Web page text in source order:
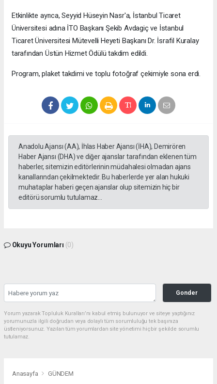
Etkinlikte ayrıca, Seyyid Hüseyin Nasr'a, İstanbul Ticaret
Üniversitesi adına İTO Başkanı Şekib Avdagiç ve İstanbul
Ticaret Üniversitesi Mütevelli Heyeti Başkanı Dr. İsrafil Kuralay
tarafından Üstün Hizmet Ödülü takdim edildi.
Program, plaket takdimi ve toplu fotoğraf çekimiyle sona erdi.
Anadolu Ajansı (AA), İhlas Haber Ajansı (İHA), Demirören
Haber Ajansı (DHA) ve diğer ajanslar tarafından eklenen tüm
haberler, sitemizin editörlerinin müdahalesi olmadan ajans
kanallarından çekilmektedir. Bu haberlerde yer alan hukuki
muhataplar haberi geçen ajanslar olup sitemizin hiç bir
editörü sorumlu tutulamaz...
Okuyu Yorumları (0)
Gonder
Yorum yazarak Topluluk Kuralları’nı kabul etmiş bulunuyor ve siteye yaptığınız
yorumunuzla ilgili doğrudan veya dolaylı tüm sorumluluğu tek başınıza
üstleniyorsunuz. Yazılan tüm yorumlardan site yönetimi hiçbir şekilde sorumlu
tutulamaz.
Anasayfa GÜNDEM